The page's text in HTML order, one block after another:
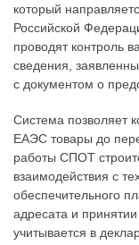
который
Российской
проводят контроль
сведения,
с документом о
Система позволяет
ЕАЭС товары до
работы СПОТ
взаимодействия с
обеспечительного
адресата и
учитывается в